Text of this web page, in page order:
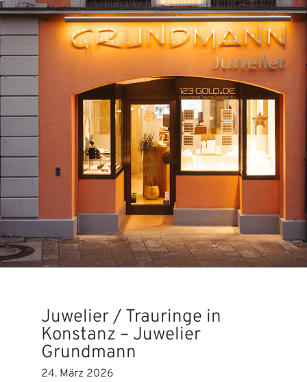
Juwelier / Trauringe in
Konstanz – Juwelier
Grundmann
24. März 2026